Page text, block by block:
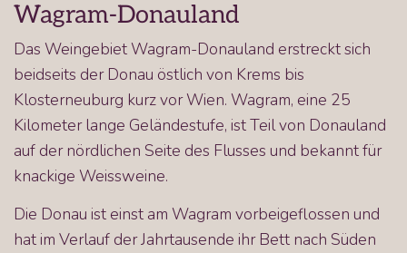
Wagram-Donauland
Das Weingebiet Wagram-Donauland erstreckt sich
beidseits der Donau östlich von Krems bis
Klosterneuburg kurz vor Wien. Wagram, eine 25
Kilometer lange Geländestufe, ist Teil von Donauland
auf der nördlichen Seite des Flusses und bekannt für
knackige Weissweine.
Die Donau ist einst am Wagram vorbeigeflossen und
hat im Verlauf der Jahrtausende ihr Bett nach Süden